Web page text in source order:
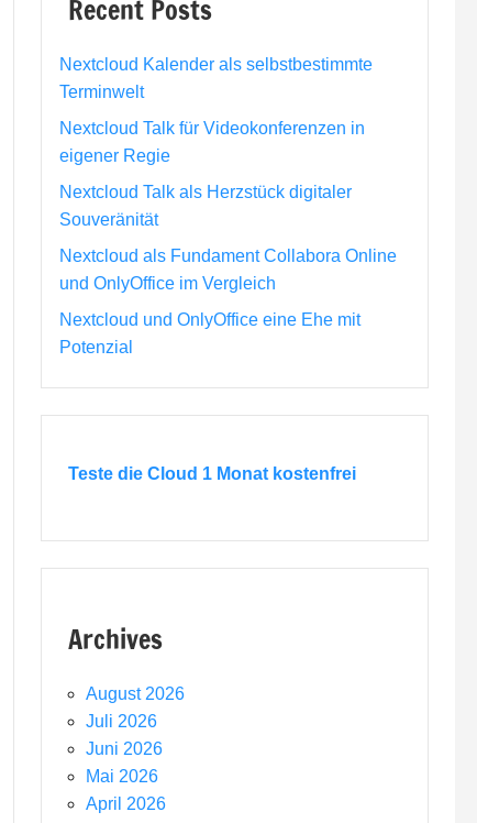
Recent Posts
Nextcloud Kalender als selbstbestimmte
Terminwelt
Nextcloud Talk für Videokonferenzen in
eigener Regie
Nextcloud Talk als Herzstück digitaler
Souveränität
Nextcloud als Fundament Collabora Online
und OnlyOffice im Vergleich
Nextcloud und OnlyOffice eine Ehe mit
Potenzial
Teste die Cloud 1 Monat kostenfrei
Archives
August 2026
Juli 2026
Juni 2026
Mai 2026
April 2026